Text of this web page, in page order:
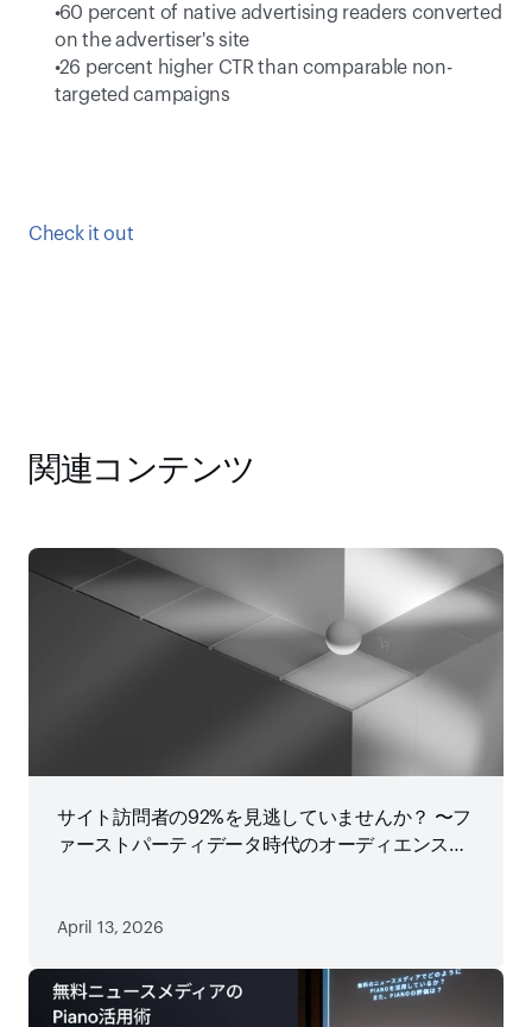
60 percent of native advertising readers converted
on the advertiser's site
26 percent higher CTR than comparable non-
targeted campaigns
Check it out
関連コンテンツ
サイト訪問者の92%を見逃していませんか？ 〜フ
ァーストパーティデータ時代のオーディエンス戦
April 13, 2026